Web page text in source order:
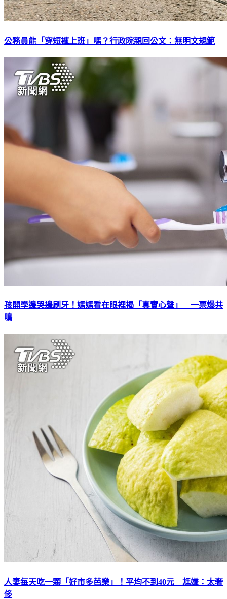
公務員能「穿短褲上班」嗎？行政院親回公文：無明文規範
孩開學邊哭邊刷牙！媽媽看在眼裡揭「真實心聲」 一票爆共
鳴
人妻每天吃一顆「好市多芭樂」！平均不到40元 尪嫌：太奢
侈